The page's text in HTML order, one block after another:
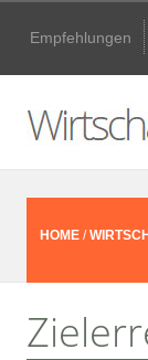
Empfehlungen
HOME /